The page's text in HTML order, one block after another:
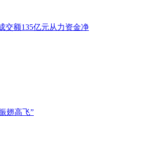
交额135亿元从力资金净
翅高飞”